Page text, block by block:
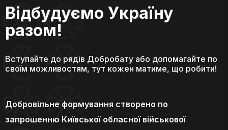
Відбудуємо Україну
разом!
Вступайте до рядів Добробату або допомагайте по
своїм можливостям, тут кожен матиме, що робити!
Добровільне формування створено по
запрошенню Київської обласної військової